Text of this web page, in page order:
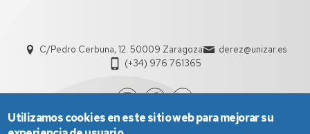
C/Pedro Cerbuna, 12. 50009 Zaragoza
derez@unizar.es
(+34) 976 761365
Utilizamos cookies en este sitio web para mejorar su